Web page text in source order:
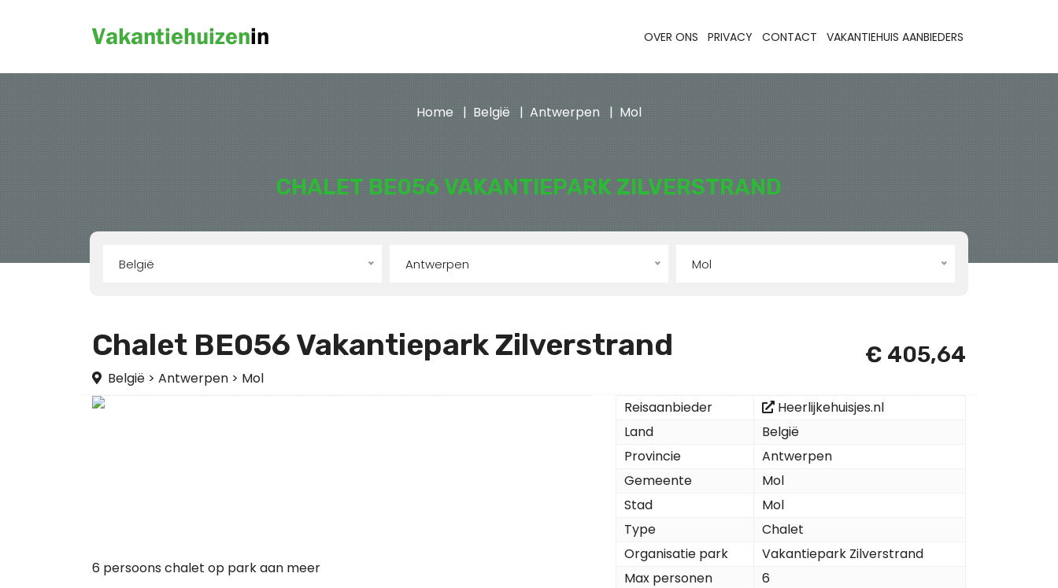
OVER ONS PRIVACY CONTACT VAKANTIEHUIS AANBIEDERS
CHALET BE056 VAKANTIEPARK ZILVERSTRAND
Home België Antwerpen Mol
België Antwerpen Mol
Chalet BE056 Vakantiepark Zilverstrand
België > Antwerpen > Mol
€ 405,64
6 persoons chalet op park aan meer
Reisaanbieder
Heerlijkehuisjes.nl
Land
België
Provincie
Antwerpen
Gemeente
Mol
Stad
Mol
Type
Chalet
Organisatie park
Vakantiepark Zilverstrand
Max personen
6